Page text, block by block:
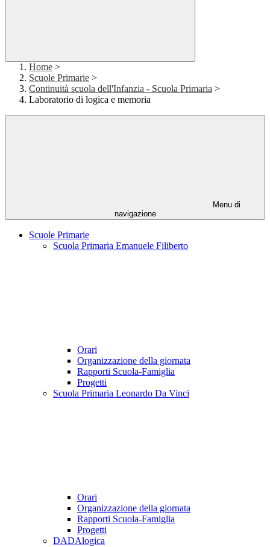
Home >
Scuole Primarie >
Continuità scuola dell'Infanzia - Scuola Primaria >
Laboratorio di logica e memoria
Menu di
navigazione
Scuole Primarie
Scuola Primaria Emanuele Filiberto
Orari
Organizzazione della giornata
Rapporti Scuola-Famiglia
Progetti
Scuola Primaria Leonardo Da Vinci
Orari
Organizzazione della giornata
Rapporti Scuola-Famiglia
Progetti
DADAlogica